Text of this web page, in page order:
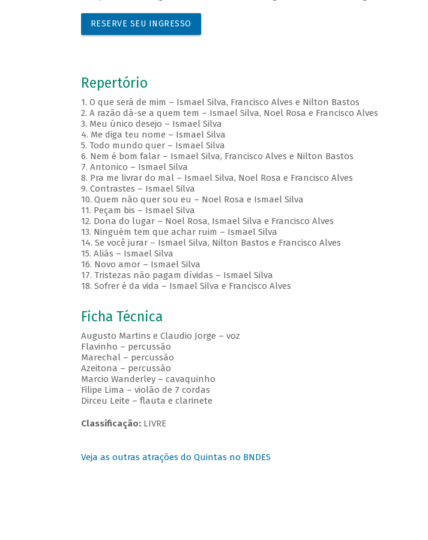
RESERVE SEU INGRESSO
Repertório
1. O que será de mim – Ismael Silva, Francisco Alves e Nilton Bastos
2. A razão dá-se a quem tem – Ismael Silva, Noel Rosa e Francisco Alves
3. Meu único desejo – Ismael Silva
4. Me diga teu nome – Ismael Silva
5. Todo mundo quer – Ismael Silva
6. Nem é bom falar – Ismael Silva, Francisco Alves e Nilton Bastos
7. Antonico – Ismael Silva
8. Pra me livrar do mal – Ismael Silva, Noel Rosa e Francisco Alves
9. Contrastes – Ismael Silva
10. Quem não quer sou eu – Noel Rosa e Ismael Silva
11. Peçam bis – Ismael Silva
12. Dona do lugar – Noel Rosa, Ismael Silva e Francisco Alves
13. Ninguém tem que achar ruim – Ismael Silva
14. Se você jurar – Ismael Silva, Nilton Bastos e Francisco Alves
15. Aliás – Ismael Silva
16. Novo amor – Ismael Silva
17. Tristezas não pagam dívidas – Ismael Silva
18. Sofrer é da vida – Ismael Silva e Francisco Alves
Ficha Técnica
Augusto Martins e Claudio Jorge – voz
Flavinho – percussão
Marechal – percussão
Azeitona – percussão
Marcio Wanderley – cavaquinho
Filipe Lima – violão de 7 cordas
Dirceu Leite – flauta e clarinete
Classificação: LIVRE
Veja as outras atrações do Quintas no BNDES